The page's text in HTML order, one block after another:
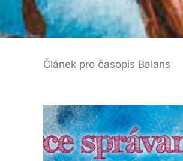
Článek pro časopis Balans